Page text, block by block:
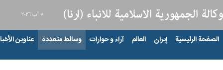
٨ آب ٢٠٢٦
الصفحة الرئيسية إيران العالم آراء و حوارات وسائط متعددة عناوين